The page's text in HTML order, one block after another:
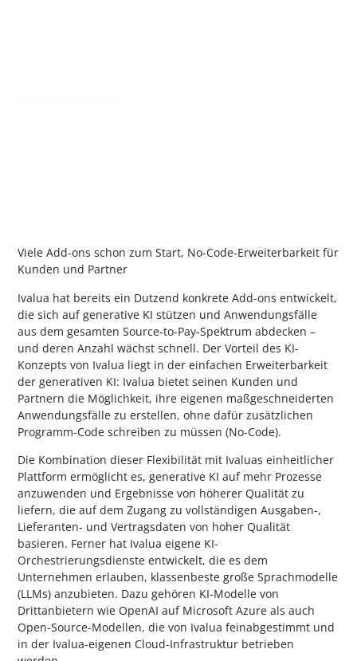
Viele Add-ons schon zum Start, No-Code-Erweiterbarkeit für
Kunden und Partner
Ivalua hat bereits ein Dutzend konkrete Add-ons entwickelt,
die sich auf generative KI stützen und Anwendungsfälle
aus dem gesamten Source-to-Pay-Spektrum abdecken –
und deren Anzahl wächst schnell. Der Vorteil des KI-
Konzepts von Ivalua liegt in der einfachen Erweiterbarkeit
der generativen KI: Ivalua bietet seinen Kunden und
Partnern die Möglichkeit, ihre eigenen maßgeschneiderten
Anwendungsfälle zu erstellen, ohne dafür zusätzlichen
Programm-Code schreiben zu müssen (No-Code).
Die Kombination dieser Flexibilität mit Ivaluas einheitlicher
Plattform ermöglicht es, generative KI auf mehr Prozesse
anzuwenden und Ergebnisse von höherer Qualität zu
liefern, die auf dem Zugang zu vollständigen Ausgaben-,
Lieferanten- und Vertragsdaten von hoher Qualität
basieren. Ferner hat Ivalua eigene KI-
Orchestrierungsdienste entwickelt, die es dem
Unternehmen erlauben, klassenbeste große Sprachmodelle
(LLMs) anzubieten. Dazu gehören KI-Modelle von
Drittanbietern wie OpenAI auf Microsoft Azure als auch
Open-Source-Modellen, die von Ivalua feinabgestimmt und
in der Ivalua-eigenen Cloud-Infrastruktur betrieben